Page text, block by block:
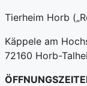
Tierheim Horb
Käppele am
72160 Horb-